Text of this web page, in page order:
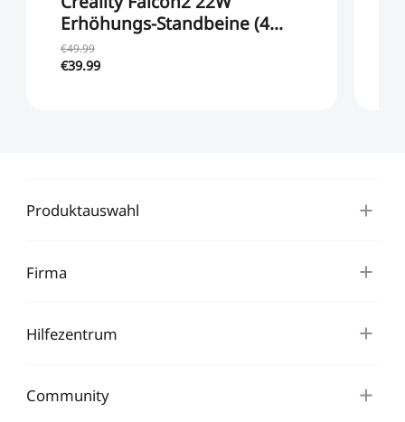
Erhöhungs-Standbeine (4
Stücke)
€49.99
€39.99
Produktauswahl
Firma
Hilfezentrum
Community